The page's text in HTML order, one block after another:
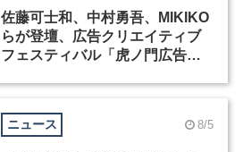
佐藤可士和、中村勇吾、MIKIKO
らが登壇、広告クリエイティブ
フェスティバル「虎ノ門広告
ニュース 8/5